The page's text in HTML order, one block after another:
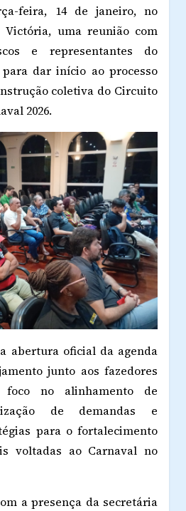
feira, 14 de janeiro, no
uma reunião com
e representantes do
dar início ao processo
coletiva do Circuito
2026.
abertura oficial da agenda
junto aos fazedores
no alinhamento de
de demandas e
para o fortalecimento
voltadas ao Carnaval no
a presença da secretária